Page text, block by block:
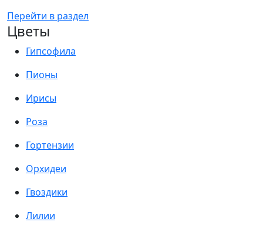
Перейти в раздел
Цветы
Гипсофила
Пионы
Ирисы
Роза
Гортензии
Орхидеи
Гвоздики
Лилии